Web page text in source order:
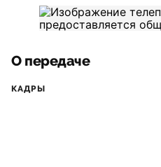
О передаче
КАДРЫ